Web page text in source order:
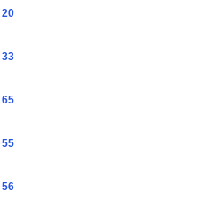
20
33
65
55
56